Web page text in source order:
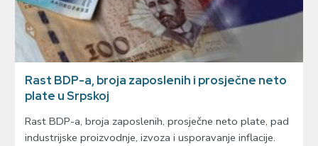
Rast BDP-a, broja zaposlenih i prosječne neto
plate u Srpskoj
Rast BDP-a, broja zaposlenih, prosječne neto plate, pad
industrijske proizvodnje, izvoza i usporavanje inflacije.